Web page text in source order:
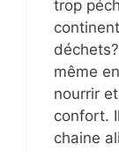
trop
même
nourrir
confort.
chaine